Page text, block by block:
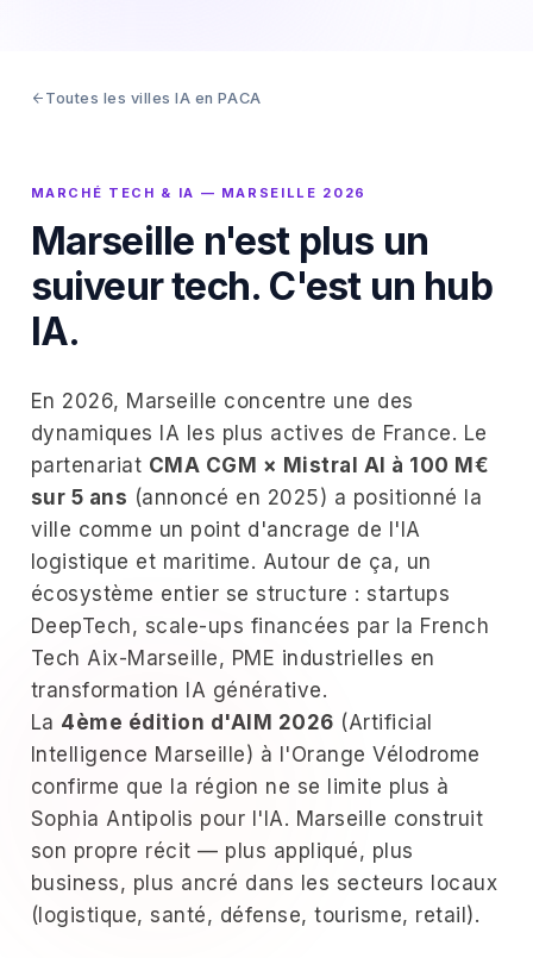
Toutes les villes IA en PACA
MARCHÉ TECH & IA — MARSEILLE 2026
Marseille n'est plus un
suiveur tech. C'est un hub
IA.
En 2026, Marseille concentre une des
dynamiques IA les plus actives de France. Le
partenariat CMA CGM × Mistral AI à 100 M€
sur 5 ans (annoncé en 2025) a positionné la
ville comme un point d'ancrage de l'IA
logistique et maritime. Autour de ça, un
écosystème entier se structure : startups
DeepTech, scale-ups financées par la French
Tech Aix-Marseille, PME industrielles en
transformation IA générative.
La 4ème édition d'AIM 2026 (Artificial
Intelligence Marseille) à l'Orange Vélodrome
confirme que la région ne se limite plus à
Sophia Antipolis pour l'IA. Marseille construit
son propre récit — plus appliqué, plus
business, plus ancré dans les secteurs locaux
(logistique, santé, défense, tourisme, retail).